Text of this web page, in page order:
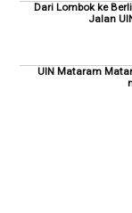
Dari Lombok ke
Jalan
UIN Mataram